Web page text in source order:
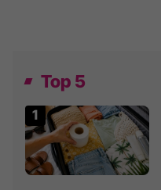
Top 5